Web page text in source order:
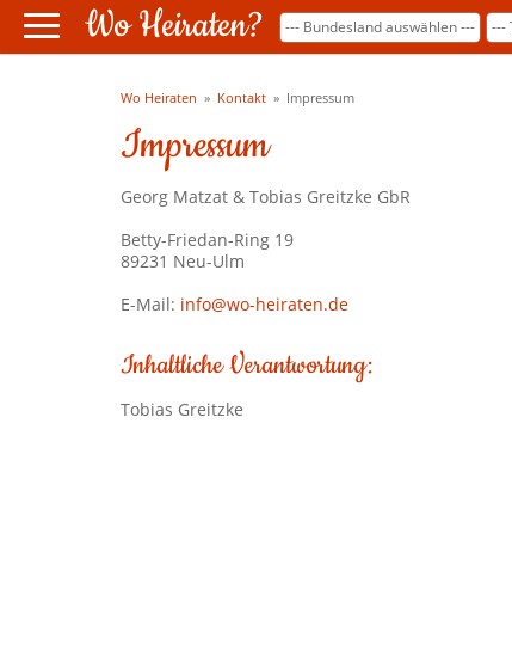
Wo Heiraten?
Wo Heiraten » Kontakt» Impressum
Impressum
Georg Matzat & Tobias Greitzke GbR
Betty-Friedan-Ring 19
89231 Neu-Ulm
E-Mail: info@wo-heiraten.de
Inhaltliche Verantwortung:
Tobias Greitzke